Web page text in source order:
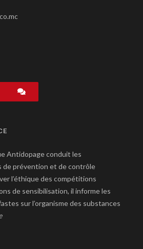
Antidopage conduit les
de prévention et de contrôle
l’éthique des compétitions
de sensibilisation, il informe les
sur l’organisme des substances